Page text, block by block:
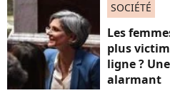
SOCIÉTÉ
Les
plus
ligne ?
alarmant